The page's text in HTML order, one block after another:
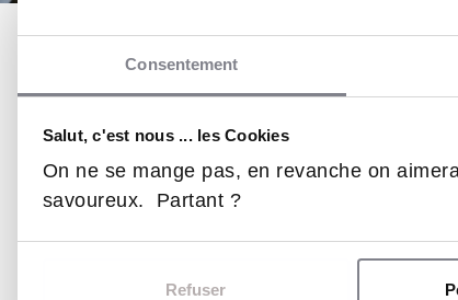
Consentement
Salut, c'est nous ... les Cookies
On ne se mange pas, en revanche on
savoureux. Partant ?
Refuser